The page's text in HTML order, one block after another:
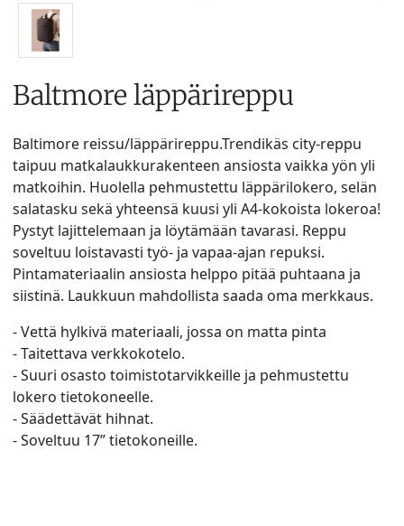
Baltmore läppärireppu
Baltimore reissu/läppärireppu.Trendikäs city-reppu
taipuu matkalaukkurakenteen ansiosta vaikka yön yli
matkoihin. Huolella pehmustettu läppärilokero, selän
salatasku sekä yhteensä kuusi yli A4-kokoista lokeroa!
Pystyt lajittelemaan ja löytämään tavarasi. Reppu
soveltuu loistavasti työ- ja vapaa-ajan repuksi.
Pintamateriaalin ansiosta helppo pitää puhtaana ja
siistinä. Laukkuun mahdollista saada oma merkkaus.
- Vettä hylkivä materiaali, jossa on matta pinta
- Taitettava verkkokotelo.
- Suuri osasto toimistotarvikkeille ja pehmustettu
lokero tietokoneelle.
- Säädettävät hihnat.
- Soveltuu 17” tietokoneille.